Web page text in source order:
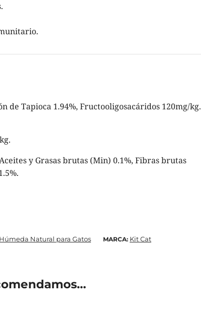
de Tapioca 1.94%, Fructooligosacáridos 120mg/kg.
y Grasas brutas (Min) 0.1%, Fibras brutas
Natural para Gatos MARCA: Kit Cat